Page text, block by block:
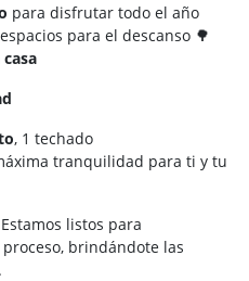
para disfrutar todo el año
para el descanso 🌳
, 1 techado
tranquilidad para ti y tu
Estamos listos para
brindándote las